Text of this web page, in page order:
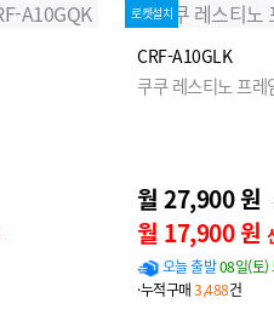
로켓설치
CRF-A10GLK
쿠쿠 레스티노 프레
월 27,900 원
월 17,900 원
오늘 출발08일(토)
·누적구매3,488건